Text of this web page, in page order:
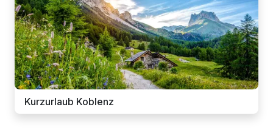
Kurzurlaub Koblenz